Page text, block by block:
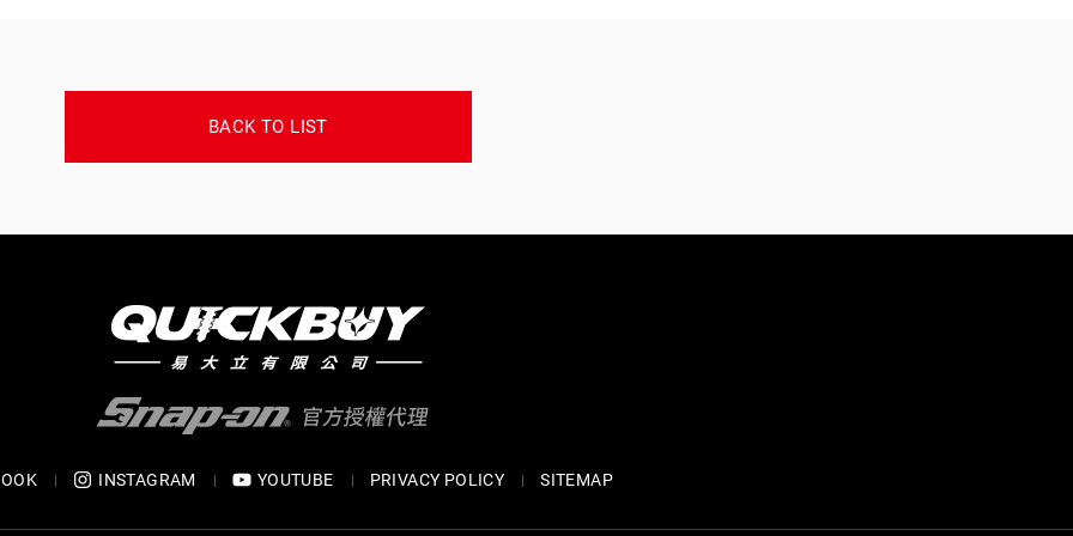
BACK TO LIST
INSTAGRAM YOUTUBE PRIVACY POLICY SITEMAP